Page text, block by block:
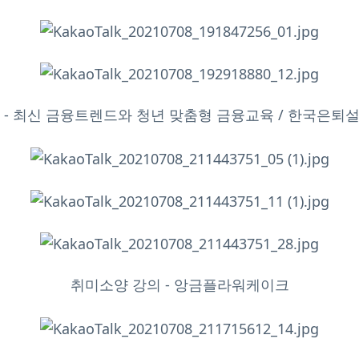
최신 금융트렌드와 청년 맞춤형 금융교육 / 한국은퇴
취미소양 강의 - 앙금플라워케이크